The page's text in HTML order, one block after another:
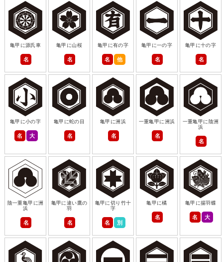
亀甲に源氏車
名
亀甲に山桜
名
亀甲に有の字
名 他
亀甲に一の字
名
亀甲に十の字
名
亀甲に小の字
名 大
亀甲に蛇の目
名
亀甲に洲浜
名
一重亀甲に洲浜
名
一重亀甲に陰洲
浜
名
陰一重亀甲に洲
浜
名
亀甲に違い鷹の
羽
名
亀甲に切り竹十
字
名 別
亀甲に橘
名
亀甲に揚羽蝶
名 大